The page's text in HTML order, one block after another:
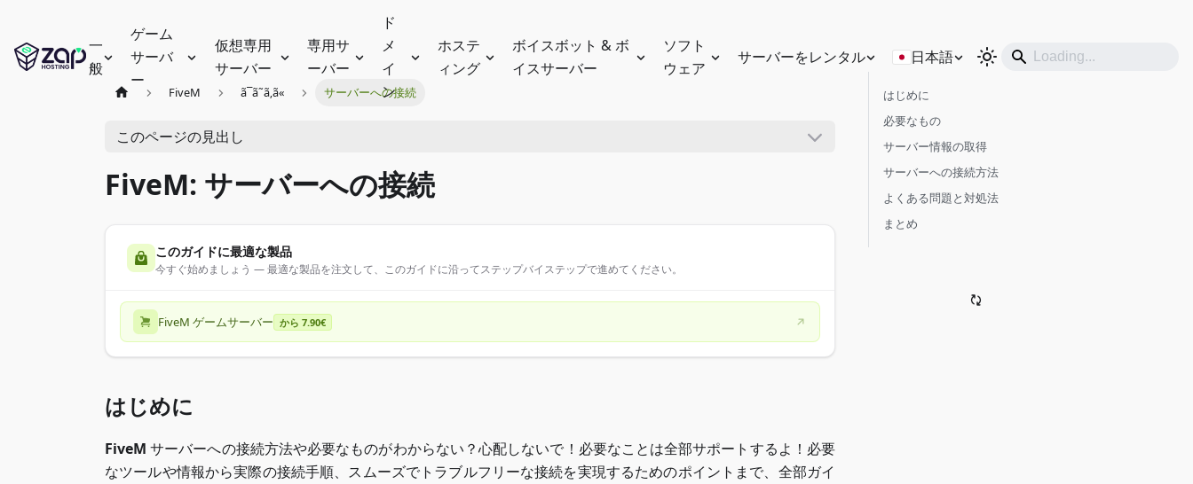
一
般
ゲーム
サーバ
ー
仮想専用
サーバー
専用サ
ーバー
ド
メ
イ
ン
ホステ
ィング
ボイスボット & ボ
イスサーバー
ソフト
ウェア
サーバーをレンタル 日本語
FiveM ã¯ã˜ã‚ã« サーバーへの接続
このページの見出し
FiveM: サーバーへの接続
このガイドに最適な製品
今すぐ始めましょう — 最適な製品を注文して、このガイドに沿ってステップバイステップで進めてください。
FiveM ゲームサーバー から 7.90€
はじめに
FiveM サーバーへの接続方法や必要なものがわからない？心配しないで！必要なことは全部サポートするよ！必要
なツールや情報から実際の接続手順、スムーズでトラブルフリーな接続を実現するためのポイントまで、全部ガイ
はじめに
必要なもの
サーバー情報の取得
サーバーへの接続方法
よくある問題と対処法
まとめ